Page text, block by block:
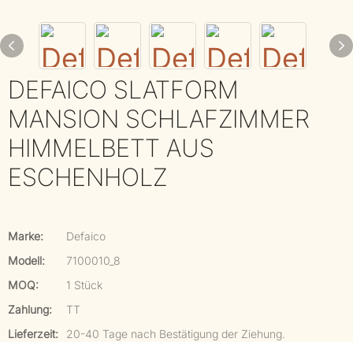
DEFAICO SLATFORM
MANSION SCHLAFZIMMER
HIMMELBETT AUS
ESCHENHOLZ
Marke:
Defaico
Modell:
7100010_8
MOQ:
1 Stück
Zahlung:
TT
Lieferzeit:
20-40 Tage nach Bestätigung der Ziehung.